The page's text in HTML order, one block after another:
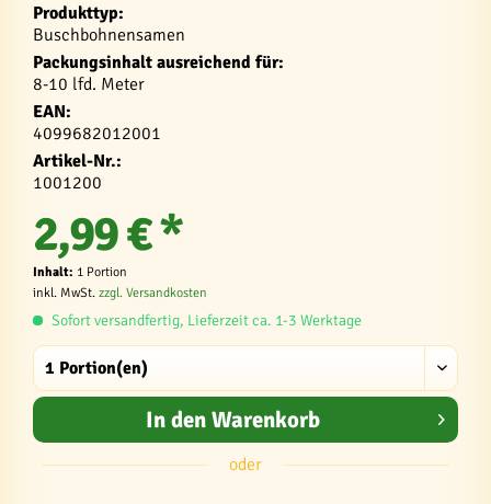
Produkttyp:
Buschbohnensamen
Packungsinhalt ausreichend für:
8-10 lfd. Meter
EAN:
4099682012001
Artikel-Nr.:
1001200
2,99 € *
Inhalt: 1 Portion
inkl. MwSt. zzgl. Versandkosten
Sofort versandfertig, Lieferzeit ca. 1-3 Werktage
In den Warenkorb
oder